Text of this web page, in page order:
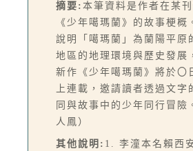
摘要: 本筆資料是作者在某
《少年噶瑪蘭》的故事梗概
說明「噶瑪蘭」為蘭陽平原
地區的地理環境與歷史發展
新作《少年噶瑪蘭》將於〇
上連載，邀請讀者透過文字
同與故事中的少年同行冒險
人鳳）
其他說明: 1. 李潼本名賴西